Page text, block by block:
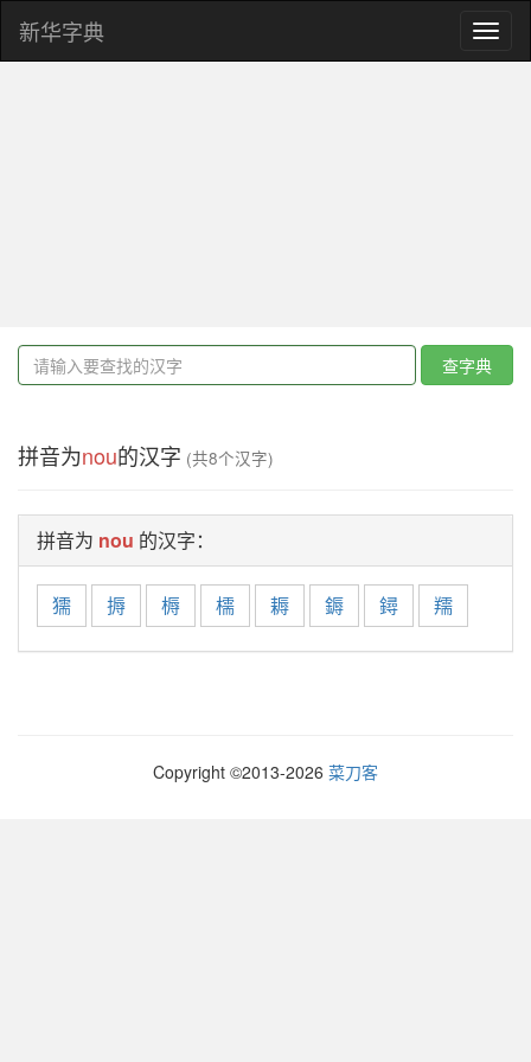
新华字典
查字典
拼音为nou的汉字 (共8个汉字)
拼音为 nou 的汉字：
獳 搙 槈 檽 耨 鎒 鐞 羺
Copyright ©2013-2026 菜刀客